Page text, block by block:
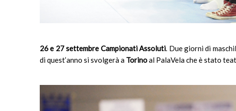
26 e 27 settembre Campionati Assoluti. Due giorni di
di quest’anno si svolgerà a Torinoal PalaVela che è stato